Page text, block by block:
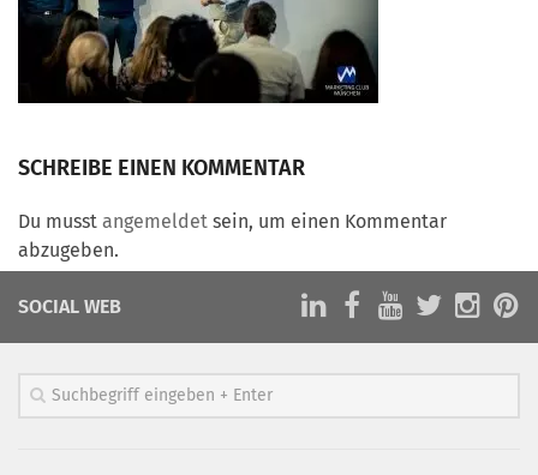
Clubführung
Geschäftsstelle
Marketing Pioniere
MarketingFrauen
Münchner Marketingpreis
Mentoring
Partnerschaften
MARKETING PIONIERE
SCHREIBE EINEN KOMMENTAR
Du musst angemeldet sein, um einen Kommentar
abzugeben.
SOCIAL WEB